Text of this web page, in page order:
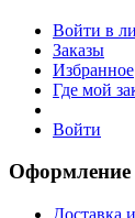
Войти в
Заказы
Избранное
Где мой
Войти
Оформление
Доставка